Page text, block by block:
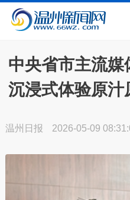
中央省市主流媒
沉浸式体验原汁
温州日报 2026-05-09